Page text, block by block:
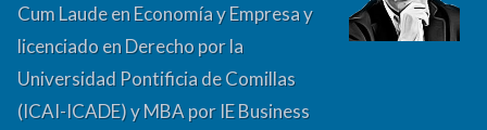
Cum Laude en Economía y Empresa y
licenciado en Derecho por la
Universidad Pontificia de Comillas
(ICAI-ICADE) y MBA por IE Business